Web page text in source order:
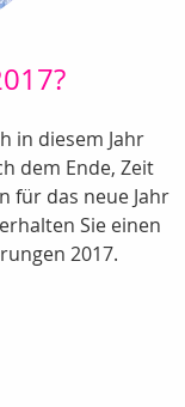
in diesem Jahr
dem Ende, Zeit
für das neue Jahr
Sie einen
2017.